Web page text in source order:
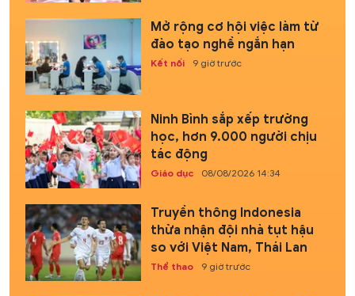
Mở rộng cơ hội việc làm từ
đào tạo nghề ngắn hạn
Kết nối 9 giờ trước
Ninh Bình sắp xếp trường
học, hơn 9.000 người chịu
tác động
Giáo dục 08/08/2026 14:34
Truyền thông Indonesia
thừa nhận đội nhà tụt hậu
so với Việt Nam, Thái Lan
Thể thao 9 giờ trước